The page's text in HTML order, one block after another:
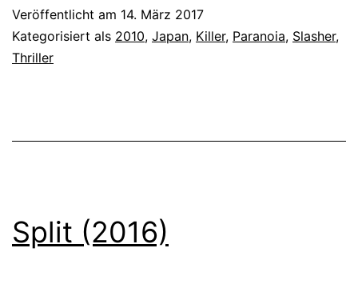
Veröffentlicht am 14. März 2017
Kategorisiert als 2010, Japan, Killer, Paranoia, Slasher,
Thriller
Split (2016)